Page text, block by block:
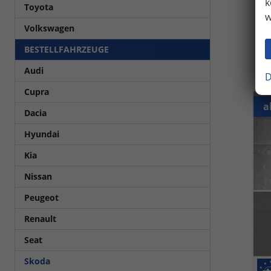
Toyota
Volkswagen
BESTELLFAHRZEUGE
Audi
Cupra
Dacia
Hyundai
Kia
Nissan
Peugeot
Renault
Seat
Skoda